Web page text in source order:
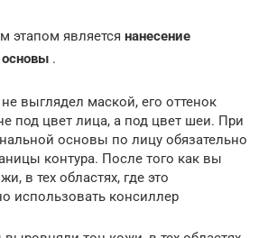
этапом является нанесение
.
выглядел маской, его оттенок
под цвет лица, а под цвет шеи. При
основы по лицу обязательно
контура. После того как вы
в тех областях, где это
использовать консиллер